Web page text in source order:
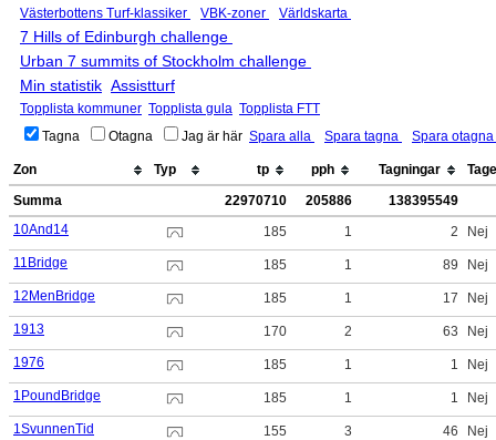
Västerbottens Turf-klassiker VBK-zoner Världskarta
7 Hills of Edinburgh challenge
Urban 7 summits of Stockholm challenge
Min statistik Assistturf
Topplista kommuner Topplista gula Topplista FTT
Tagna
Otagna Jag är här Spara alla Spara tagna Spara otagna
Zon Typ tp pph Tagningar
Summa
22970710 205886
138395549
10And14
185 1 2
Nej
11Bridge
185 1 89
Nej
12MenBridge
185 1 17
Nej
1913
170 2 63
Nej
1976
185 1 1
Nej
1PoundBridge
185 1 1
Nej
1SvunnenTid
155 3 46
Nej